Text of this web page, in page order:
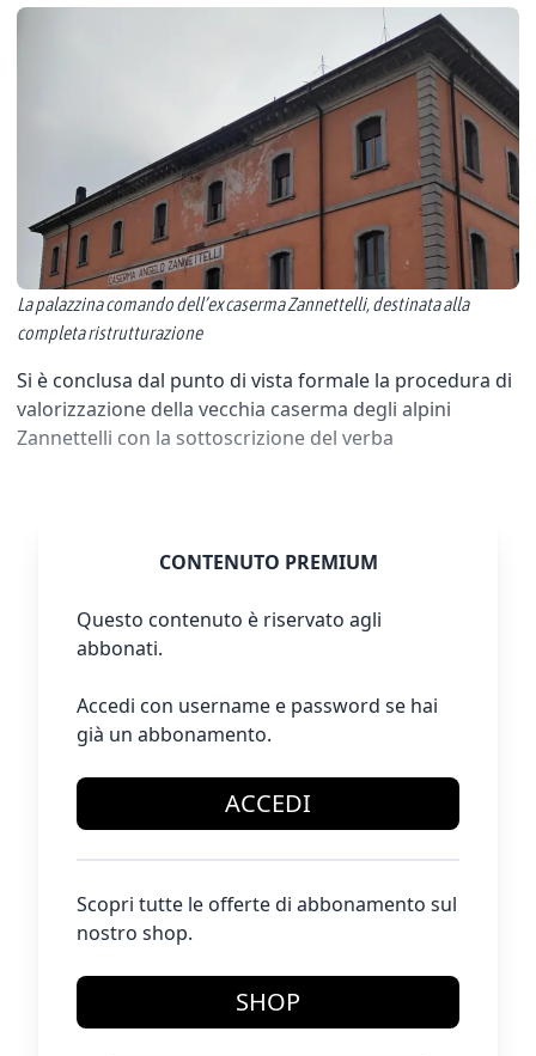
La palazzina comando dell’ex caserma Zannettelli, destinata alla
completa ristrutturazione
Si è conclusa dal punto di vista formale la procedura di
valorizzazione della vecchia caserma degli alpini
Zannettelli con la sottoscrizione del verba
CONTENUTO PREMIUM
Questo contenuto è riservato agli
abbonati.
Accedi con username e password se hai
già un abbonamento.
ACCEDI
Scopri tutte le offerte di abbonamento sul
nostro shop.
SHOP